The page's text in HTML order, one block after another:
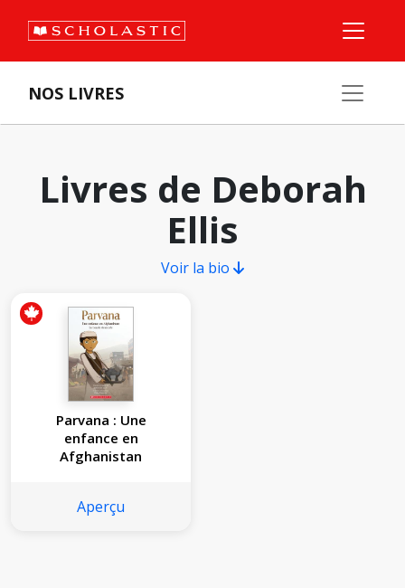
NOS LIVRES
Livres de Deborah
Ellis
Voir la bio
Parvana : Une
enfance en
Afghanistan
Aperçu